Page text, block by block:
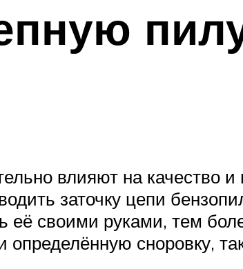
влияют на качество
заточку цепи
её своими руками, тем
сноровку,